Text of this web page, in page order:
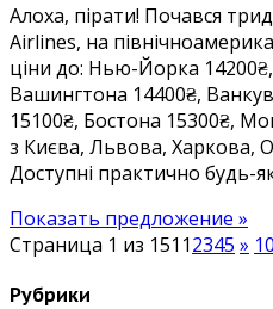
дат
у
Алоха, пірати! Почався
Airlines, на
ціни до: Нью-Йорка
Вашингтона 14400₴,
15100₴, Бостона 15300₴,
з Києва, Львова, Харкова,
Доступні практично будь-
Показать предложение »
Страница 1 из 151 12345 » 10
Рубрики